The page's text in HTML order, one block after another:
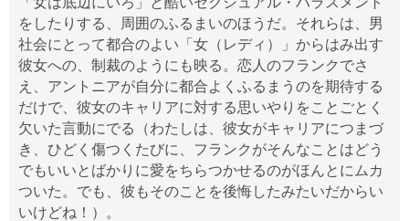
をしたりする、周囲のふるまいのほうだ。それらは、男
社会にとって都合のよい「女（レディ）」からはみ出す
彼女への、制裁のようにも映る。恋人のフランクでさ
え、アントニアが自分に都合よくふるまうのを期待する
だけで、彼女のキャリアに対する思いやりをことごとく
欠いた言動にでる（わたしは、彼女がキャリアにつまづ
き、ひどく傷つくたびに、フランクがそんなことはどう
でもいいとばかりに愛をちらつかせるのがほんとにムカ
ついた。でも、彼もそのことを後悔したみたいだからい
いけどね！）。